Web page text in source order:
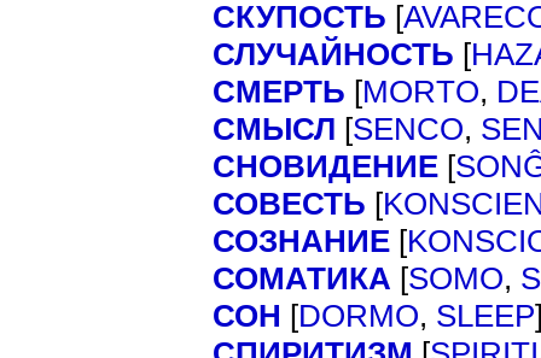
СКУПОСТЬ [
СЛУЧАЙНОСТЬ [
СМЕРТЬ [MORTO,
СМЫСЛ [SENCO,
СНОВИДЕНИЕ [
СОВЕСТЬ [
СОЗНАНИЕ [
СОМАТИКА [SOMO,
СОН [DORMO, SLEEP